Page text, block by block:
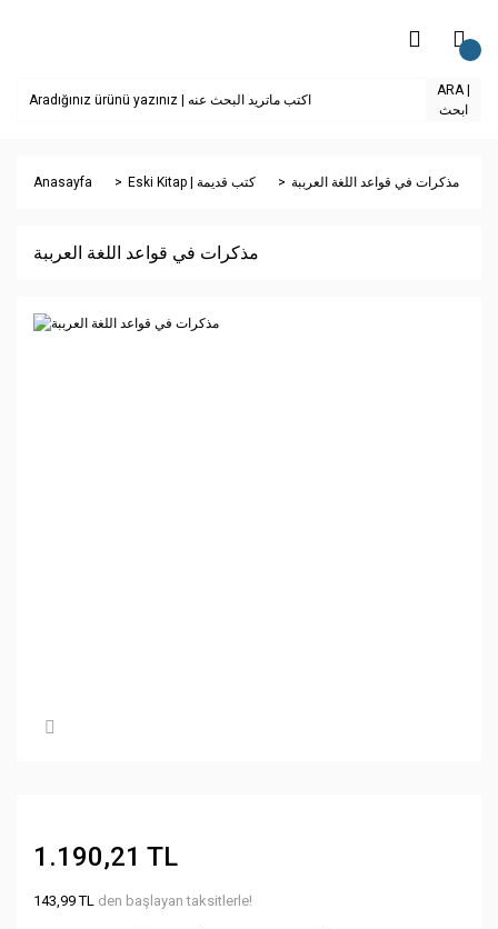
ARA |
ابحث
Anasayfa Eski Kitap | كتب قديمة مذكرات في قواعد اللغة العرببة
مذكرات في قواعد اللغة العرببة
1.190,21 TL
143,99 TL den başlayan taksitlerle!